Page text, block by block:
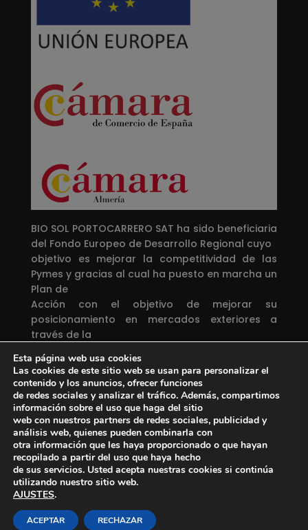
BIO SOL PORTOCARRERO SAT ha sido beneficiaria
del Fondo Europeo de Desarrollo Regional cuyo
objetivo es mejorar la competitividad de las
Pymes y gracias al cual ha puesto en marcha un
Plan de
Acción con el objetivo de mejorar su
posicionamiento en mercados exteriores a
través de la
durante el año 2019. Para ello ha contado con el
apoyo del
Programa InnoXport de la Cámara de Comercio
de Almería.
Una manera de hacer Europa
Proyecto financiado por elFondo Europeo de
Desarrollo Regional
Esta página web usa cookies
Las cookies de este sitio web se usan para personalizar el
contenido y los anuncios, ofrecer funciones
de redes sociales y analizar el tráfico. Además, compartimos
información sobre el uso que haga del sitio
web con nuestros partners de redes sociales, publicidad y
análisis web, quienes pueden combinarla con
otra información que les haya proporcionado o que hayan
recopilado a partir del uso que haya hecho
de sus servicios. Usted acepta nuestras cookies si continúa
utilizando nuestro sitio web.
AJUSTES.
ACEPTAR RECHAZAR